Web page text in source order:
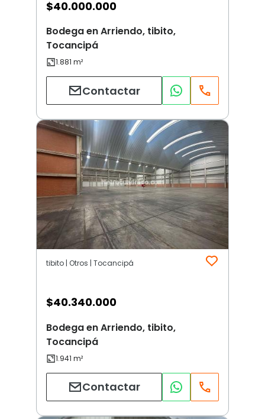
$40.000.000
Bodega en Arriendo, tibito,
Tocancipá
Contactar
tibito | Otros | Tocancipá
$40.340.000
Bodega en Arriendo, tibito,
Tocancipá
Contactar